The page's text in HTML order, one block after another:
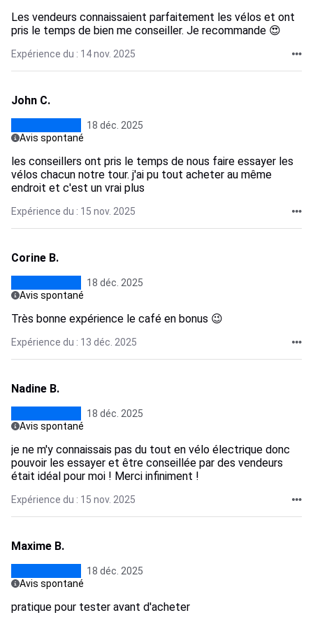
Les vendeurs connaissaient parfaitement les vélos et ont
pris le temps de bien me conseiller. Je recommande 😍
Expérience du : 14 nov. 2025
John C.
18 déc. 2025
Avis spontané
les conseillers ont pris le temps de nous faire essayer les
vélos chacun notre tour. j'ai pu tout acheter au même
endroit et c'est un vrai plus
Expérience du : 15 nov. 2025
Corine B.
18 déc. 2025
Avis spontané
Très bonne expérience le café en bonus 😉
Expérience du : 13 déc. 2025
Nadine B.
18 déc. 2025
Avis spontané
je ne m'y connaissais pas du tout en vélo électrique donc
pouvoir les essayer et être conseillée par des vendeurs
était idéal pour moi ! Merci infiniment !
Expérience du : 15 nov. 2025
Maxime B.
18 déc. 2025
Avis spontané
pratique pour tester avant d'acheter